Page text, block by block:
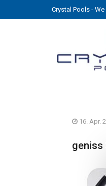
Crystal Pools -
16. Apr.
geniss